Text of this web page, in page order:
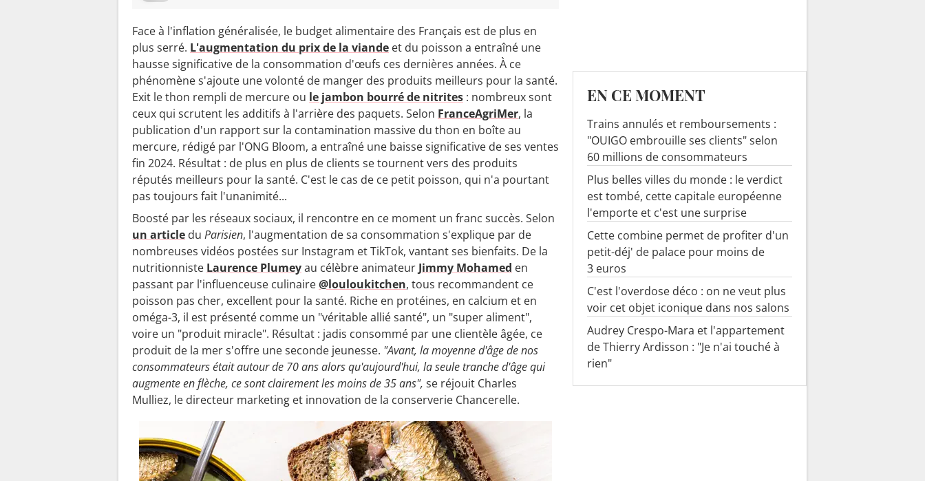
n
p
l
u
s
d
e
F
r
a
n
ç
a
i
s
"
Face à l'inflation généralisée, le budget alimentaire des Français est de plus en
plus serré. L'augmentation du prix de la viande et du poisson a entraîné une
hausse significative de la consommation d'œufs ces dernières années. À ce
phénomène s'ajoute une volonté de manger des produits meilleurs pour la santé.
Exit le thon rempli de mercure ou le jambon bourré de nitrites : nombreux sont
ceux qui scrutent les additifs à l'arrière des paquets. Selon FranceAgriMer, la
publication d'un rapport sur la contamination massive du thon en boîte au
mercure, rédigé par l'ONG Bloom, a entraîné une baisse significative de ses ventes
fin 2024. Résultat : de plus en plus de clients se tournent vers des produits
réputés meilleurs pour la santé. C'est le cas de ce petit poisson, qui n'a pourtant
pas toujours fait l'unanimité...
Boosté par les réseaux sociaux, il rencontre en ce moment un franc succès. Selon
un article du Parisien, l'augmentation de sa consommation s'explique par de
nombreuses vidéos postées sur Instagram et TikTok, vantant ses bienfaits. De la
nutritionniste Laurence Plumeyau célèbre animateur Jimmy Mohamed en
passant par l'influenceuse culinaire@louloukitchen, tous recommandent ce
poisson pas cher, excellent pour la santé. Riche en protéines, en calcium et en
oméga-3, il est présenté comme un "véritable allié santé", un "super aliment",
voire un "produit miracle". Résultat : jadis consommé par une clientèle âgée, ce
produit de la mer s'offre une seconde jeunesse. "Avant, la moyenne d'âge de nos
consommateurs était autour de 70 ans alors qu'aujourd'hui, la seule tranche d'âge qui
augmente en flèche, ce sont clairement les moins de 35 ans", se réjouit Charles
Mulliez, le directeur marketing et innovation de la conserverie Chancerelle.
EN CE MOMENT
Trains annulés et remboursements :
"OUIGO embrouille ses clients" selon
60 millions de consommateurs
Plus belles villes du monde : le verdict
est tombé, cette capitale européenne
l'emporte et c'est une surprise
Cette combine permet de profiter d'un
petit-déj' de palace pour moins de
3 euros
C'est l'overdose déco : on ne veut plus
voir cet objet iconique dans nos salons
Audrey Crespo-Mara et l'appartement
de Thierry Ardisson : "Je n'ai touché à
rien"